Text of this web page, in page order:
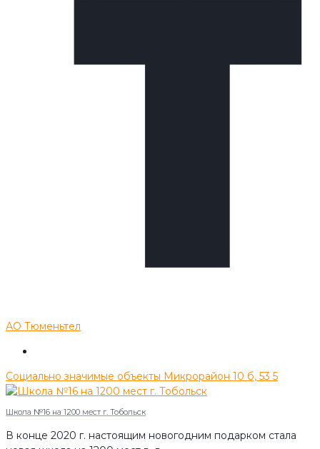
АО Тюменьтел
Социально значимые объекты Микрорайон 10 б, 53 5
Школа №16 на 1200 мест г. Тобольск
В конце 2020 г. настоящим новогодним подарком стала